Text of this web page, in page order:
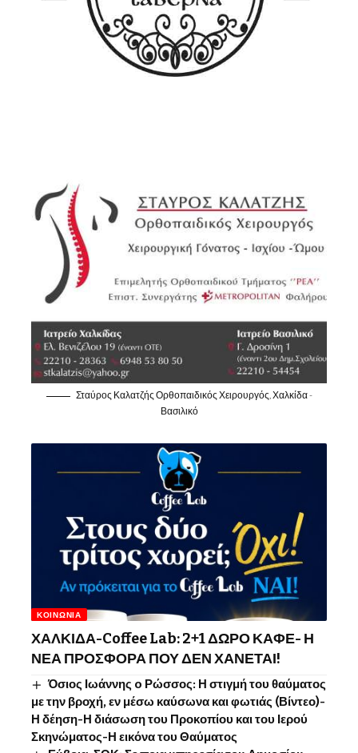
Σταύρος Καλατζής Ορθοπαιδικός Χειρουργός, Χαλκίδα -
Βασιλικό
ΚΟΙΝΩΝΊΑ
ΧΑΛΚΙΔΑ-Coffee Lab: 2+1 ΔΩΡΟ ΚΑΦΕ- Η
ΝΕΑ ΠΡΟΣΦΟΡΑ ΠΟΥ ΔΕΝ ΧΑΝΕΤΑΙ!
Όσιος Ιωάννης o Ρώσσος: Η στιγμή του θαύματος
με την βροχή, εν μέσω καύσωνα και φωτιάς (Βίντεο)-
Η δέηση-Η διάσωση του Προκοπίου και του Ιερού
Σκηνώματος-Η εικόνα του Θαύματος